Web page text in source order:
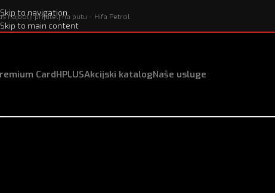
Skip to navigation
Skip to main content
najbolji prijatelj na putu - Hifa Petrol
CardHPLUSAkcijski katalogNaše usluge